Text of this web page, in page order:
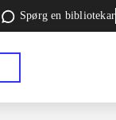
Spørg en bibliotekar